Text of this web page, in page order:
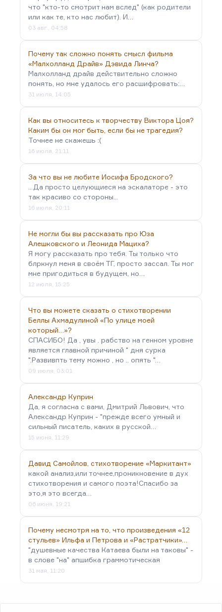
что "кто-то смотрит нам вслед" (как родители
или как те, кто нас любит). И…
03 авг., 04:58
Почему так сложно понять смысл фильма
«Малхолланд Драйв» Дэвида Линча?
Малхолланд драйв действительно сложно
понять, но мне удалось его расшифровать:…
31 июля, 14:05
Как вы относитесь к творчеству Виктора Цоя?
Каким бы он мог быть, если бы не трагедия?
Точнее не скажешь :(
16 июля, 21:11
За что вы не любите Иосифа Бродского?
...Да просто целующиеся на эскалаторе - это
так красиво со стороны...
16 июля, 20:11
Не могли бы вы рассказать про Юза
Алешковского и Леонида Мациха?
Я могу рассказать про тебя. Ты только что
блркнул меня в своём ТГ, просто зассал. Ты мог
мне пригодиться в будущем, но…
12 июля, 15:25
Что вы можете сказать о стихотворении
Беллы Ахмадулиной «По улице моей
который…»?
СПАСИБО! Да , увы . рабство на генном уровне
является главной причиной " дня сурка
".Развивпть тему можно , но .. опять "…
09 июля, 03:01
Александр Куприн
Да, я согласна с вами, Дмитрий Львович, что
Александр Куприн - "прежде всего умный и
сильный писатель, каких в русской…
15 июня, 11:29
Давид Самойлов, стихотворение «Маркитант»
какой анализ,или точнее,проникновение в дух
стихотворения и самого поэта!Спасибо за
это,я это всегда…
06 июня, 19:21
Почему несмотря на то, что произведения «12
стульев» Ильфа и Петрова и «Растратчики»…
"душевные качества Катаева были на таковы" -
в слове "на" апшибка граммотическая
31 мая, 11:20